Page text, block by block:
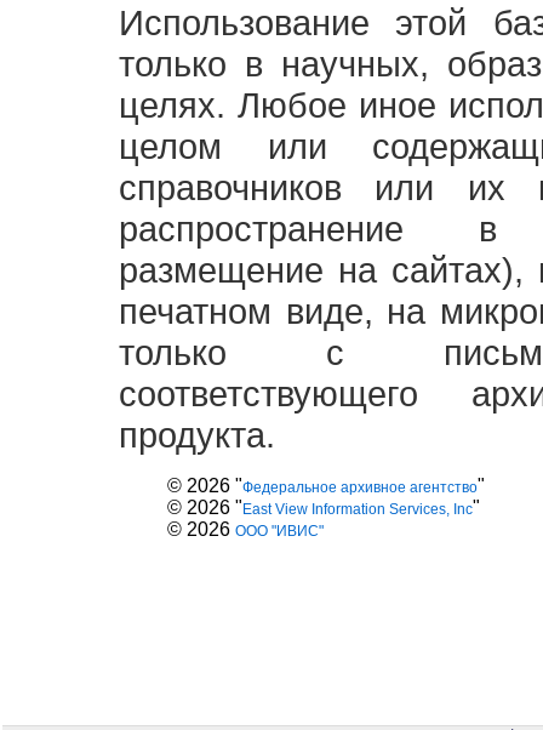
Использование этой
только в научных,
целях. Любое иное
целом или
справочников или их
распространение
размещение на
печатном виде, на
только с
соответствующего
продукта.
© 2026 "Федеральное архивное агентство"
© 2026 " East View Information Services, Inc"
© 2026 ООО "ИВИС"